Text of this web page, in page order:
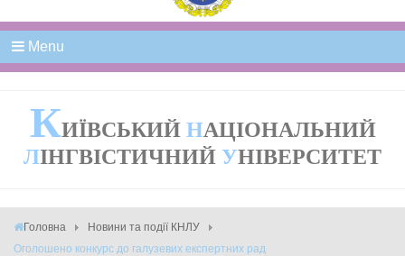
Menu
КИЇВСЬКИЙ НАЦІОНАЛЬНИЙ
ЛІНГВІСТИЧНИЙ УНІВЕРСИТЕТ
Головна
Новини та події КНЛУ
Оголошено конкурс до галузевих експертних рад